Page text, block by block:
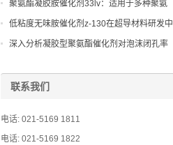
聚氨酯凝胶胺催化剂33lv：适用于多种聚氨
酯配方的多功能催化剂
低粘度无味胺催化剂z-130在超导材料研发中
的环保贡献
深入分析凝胶型聚氨酯催化剂对泡沫闭孔率
联系我们
电话: 021-5169 1811
电话: 021-5169 1822